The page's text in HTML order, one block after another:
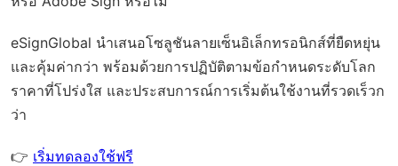
eSignGlobal นำเสนอโซลูชันลายเซ็นอิเล็กทรอนิกส์ที่ยืดหยุ่น
และคุ้มค่ากว่า พร้อมด้วยการปฏิบัติตามข้อกำหนดระดับโลก
ราคาที่โปร่งใส และประสบการณ์การเริ่มต้นใช้งานที่รวดเร็วก
ว่า
👉 เริ่มทดลองใช้ฟรี